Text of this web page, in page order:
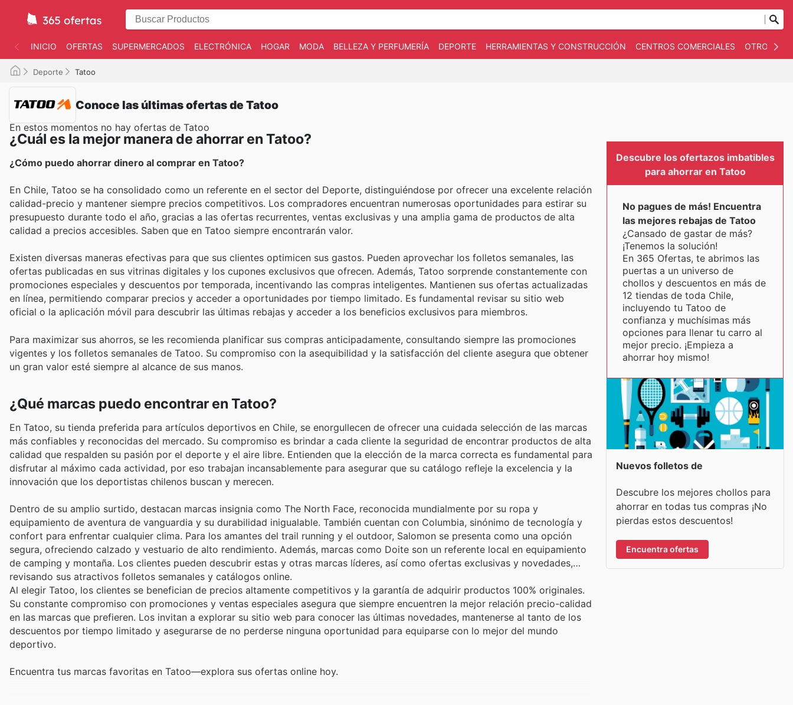
INICIO OFERTAS SUPERMERCADOS ELECTRÓNICA HOGAR MODA BELLEZA Y PERFUMERÍA DEPORTE HERRAMIENTAS Y CONSTRUCCIÓN CENTROS COMERCIALES OTROS
Deporte Tatoo
Conoce las últimas ofertas de Tatoo
En estos momentos no hay ofertas de Tatoo
¿Cuál es la mejor manera de ahorrar en Tatoo?
¿Cómo puedo ahorrar dinero al comprar en Tatoo?
En Chile, Tatoo se ha consolidado como un referente en el sector del Deporte, distinguiéndose por ofrecer una excelente relación
calidad-precio y mantener siempre precios competitivos. Los compradores encuentran numerosas oportunidades para estirar su
presupuesto durante todo el año, gracias a las ofertas recurrentes, ventas exclusivas y una amplia gama de productos de alta
calidad a precios accesibles. Saben que en Tatoo siempre encontrarán valor.
Existen diversas maneras efectivas para que sus clientes optimicen sus gastos. Pueden aprovechar los folletos semanales, las
ofertas publicadas en sus vitrinas digitales y los cupones exclusivos que ofrecen. Además, Tatoo sorprende constantemente con
promociones especiales y descuentos por temporada, incentivando las compras inteligentes. Mantienen sus ofertas actualizadas
en línea, permitiendo comparar precios y acceder a oportunidades por tiempo limitado. Es fundamental revisar su sitio web
oficial o la aplicación móvil para descubrir las últimas rebajas y acceder a los beneficios exclusivos para miembros.
Para maximizar sus ahorros, se les recomienda planificar sus compras anticipadamente, consultando siempre las promociones
vigentes y los folletos semanales de Tatoo. Su compromiso con la asequibilidad y la satisfacción del cliente asegura que obtener
un gran valor esté siempre al alcance de sus manos.
¿Qué marcas puedo encontrar en Tatoo?
En Tatoo, su tienda preferida para artículos deportivos en Chile, se enorgullecen de ofrecer una cuidada selección de las marcas
más confiables y reconocidas del mercado. Su compromiso es brindar a cada cliente la seguridad de encontrar productos de alta
calidad que respalden su pasión por el deporte y el aire libre. Entienden que la elección de la marca correcta es fundamental para
disfrutar al máximo cada actividad, por eso trabajan incansablemente para asegurar que su catálogo refleje la excelencia y la
innovación que los deportistas chilenos buscan y merecen.
Dentro de su amplio surtido, destacan marcas insignia como The North Face, reconocida mundialmente por su ropa y
equipamiento de aventura de vanguardia y su durabilidad inigualable. También cuentan con Columbia, sinónimo de tecnología y
confort para enfrentar cualquier clima. Para los amantes del trail running y el outdoor, Salomon se presenta como una opción
segura, ofreciendo calzado y vestuario de alto rendimiento. Además, marcas como Doite son un referente local en equipamiento
de camping y montaña. Los clientes pueden descubrir estas y otras marcas líderes, así como ofertas exclusivas y novedades,
revisando sus atractivos folletos semanales y catálogos online.
Al elegir Tatoo, los clientes se benefician de precios altamente competitivos y la garantía de adquirir productos 100% originales.
Su constante compromiso con promociones y ventas especiales asegura que siempre encuentren la mejor relación precio-calidad
en las marcas que prefieren. Los invitan a explorar su sitio web para conocer las últimas novedades, mantenerse al tanto de los
descuentos por tiempo limitado y asegurarse de no perderse ninguna oportunidad para equiparse con lo mejor del mundo
deportivo.
Encuentra tus marcas favoritas en Tatoo—explora sus ofertas online hoy.
Descubre los ofertazos imbatibles
para ahorrar en Tatoo
No pagues de más! Encuentra
las mejores rebajas de Tatoo
¿Cansado de gastar de más?
¡Tenemos la solución!
En 365 Ofertas, te abrimos las
puertas a un universo de
chollos y descuentos en más de
12 tiendas de toda Chile,
incluyendo tu Tatoo de
confianza y muchísimas más
opciones para llenar tu carro al
mejor precio. ¡Empieza a
ahorrar hoy mismo!
Nuevos folletos de
Descubre los mejores chollos para
ahorrar en todas tus compras ¡No
pierdas estos descuentos!
Encuentra ofertas